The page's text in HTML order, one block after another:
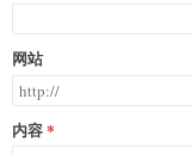
网站
内容